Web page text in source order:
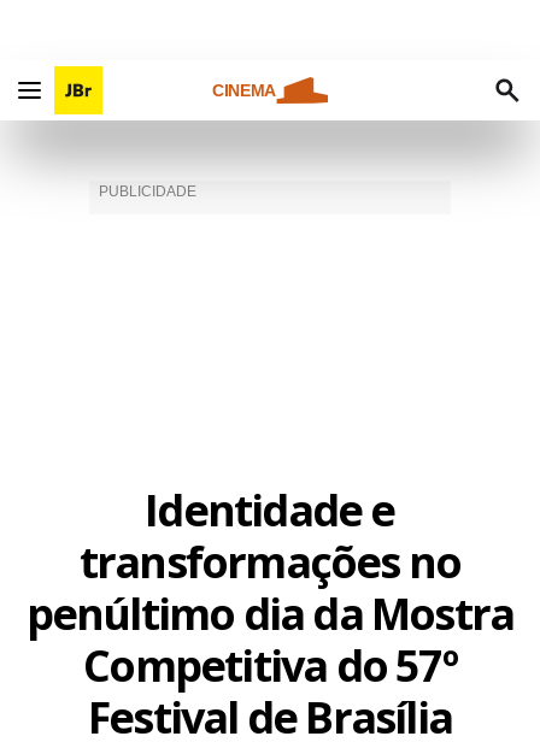
CINEMA
Identidade e
transformações no
penúltimo dia da Mostra
Competitiva do 57º
Festival de Brasília